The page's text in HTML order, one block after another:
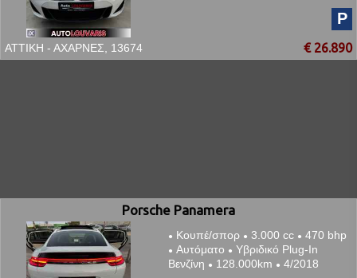
P
ΑΤΤΙΚΗ - ΑΧΑΡΝΕΣ, 13674 € 26.890
Porsche Panamera
● Κουπέ/σπορ ● 3.000 cc ● 470 bhp
● Αυτόματο ● Υβριδικό Plug-In
Βενζίνη ● 128.000km ● 4/2018